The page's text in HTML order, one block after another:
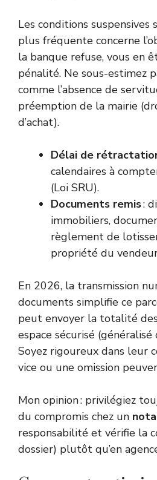
Les conditions suspensives
plus fréquente concerne
la banque refuse, vous en
pénalité. Ne sous-estimez
comme l’absence de
préemption de la mairie
d’achat).
Délai de
calendaires à
(Loi SRU).
Documents remis:
immobiliers,
règlement de
propriété du
En 2026, la transmission
documents simplifie ce
peut envoyer la totalité
espace sécurisé
Soyez rigoureux dans leur
vice ou une omission
Mon opinion : privilégiez
du compromis chez un
responsabilité et vérifie la
dossier) plutôt qu’en